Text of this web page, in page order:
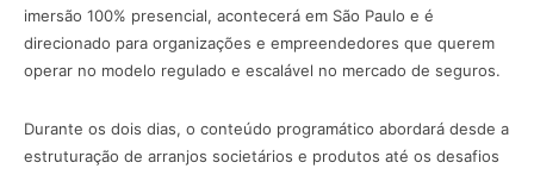
imersão 100% presencial, acontecerá em São Paulo e é
direcionado para organizações e empreendedores que querem
operar no modelo regulado e escalável no mercado de seguros.
Durante os dois dias, o conteúdo programático abordará desde a
estruturação de arranjos societários e produtos até os desafios